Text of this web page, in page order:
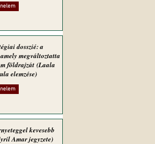
dosszié: a
megváltoztatta
földrajzát (Laala
elemzése)
kevesebb
Amar jegyzete)